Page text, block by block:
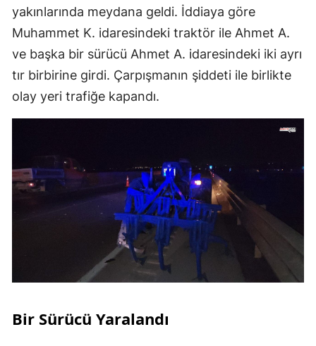
yakınlarında meydana geldi. İddiaya göre
Muhammet K. idaresindeki traktör ile Ahmet A.
ve başka bir sürücü Ahmet A. idaresindeki iki ayrı
tır birbirine girdi. Çarpışmanın şiddeti ile birlikte
olay yeri trafiğe kapandı.
Bir Sürücü Yaralandı